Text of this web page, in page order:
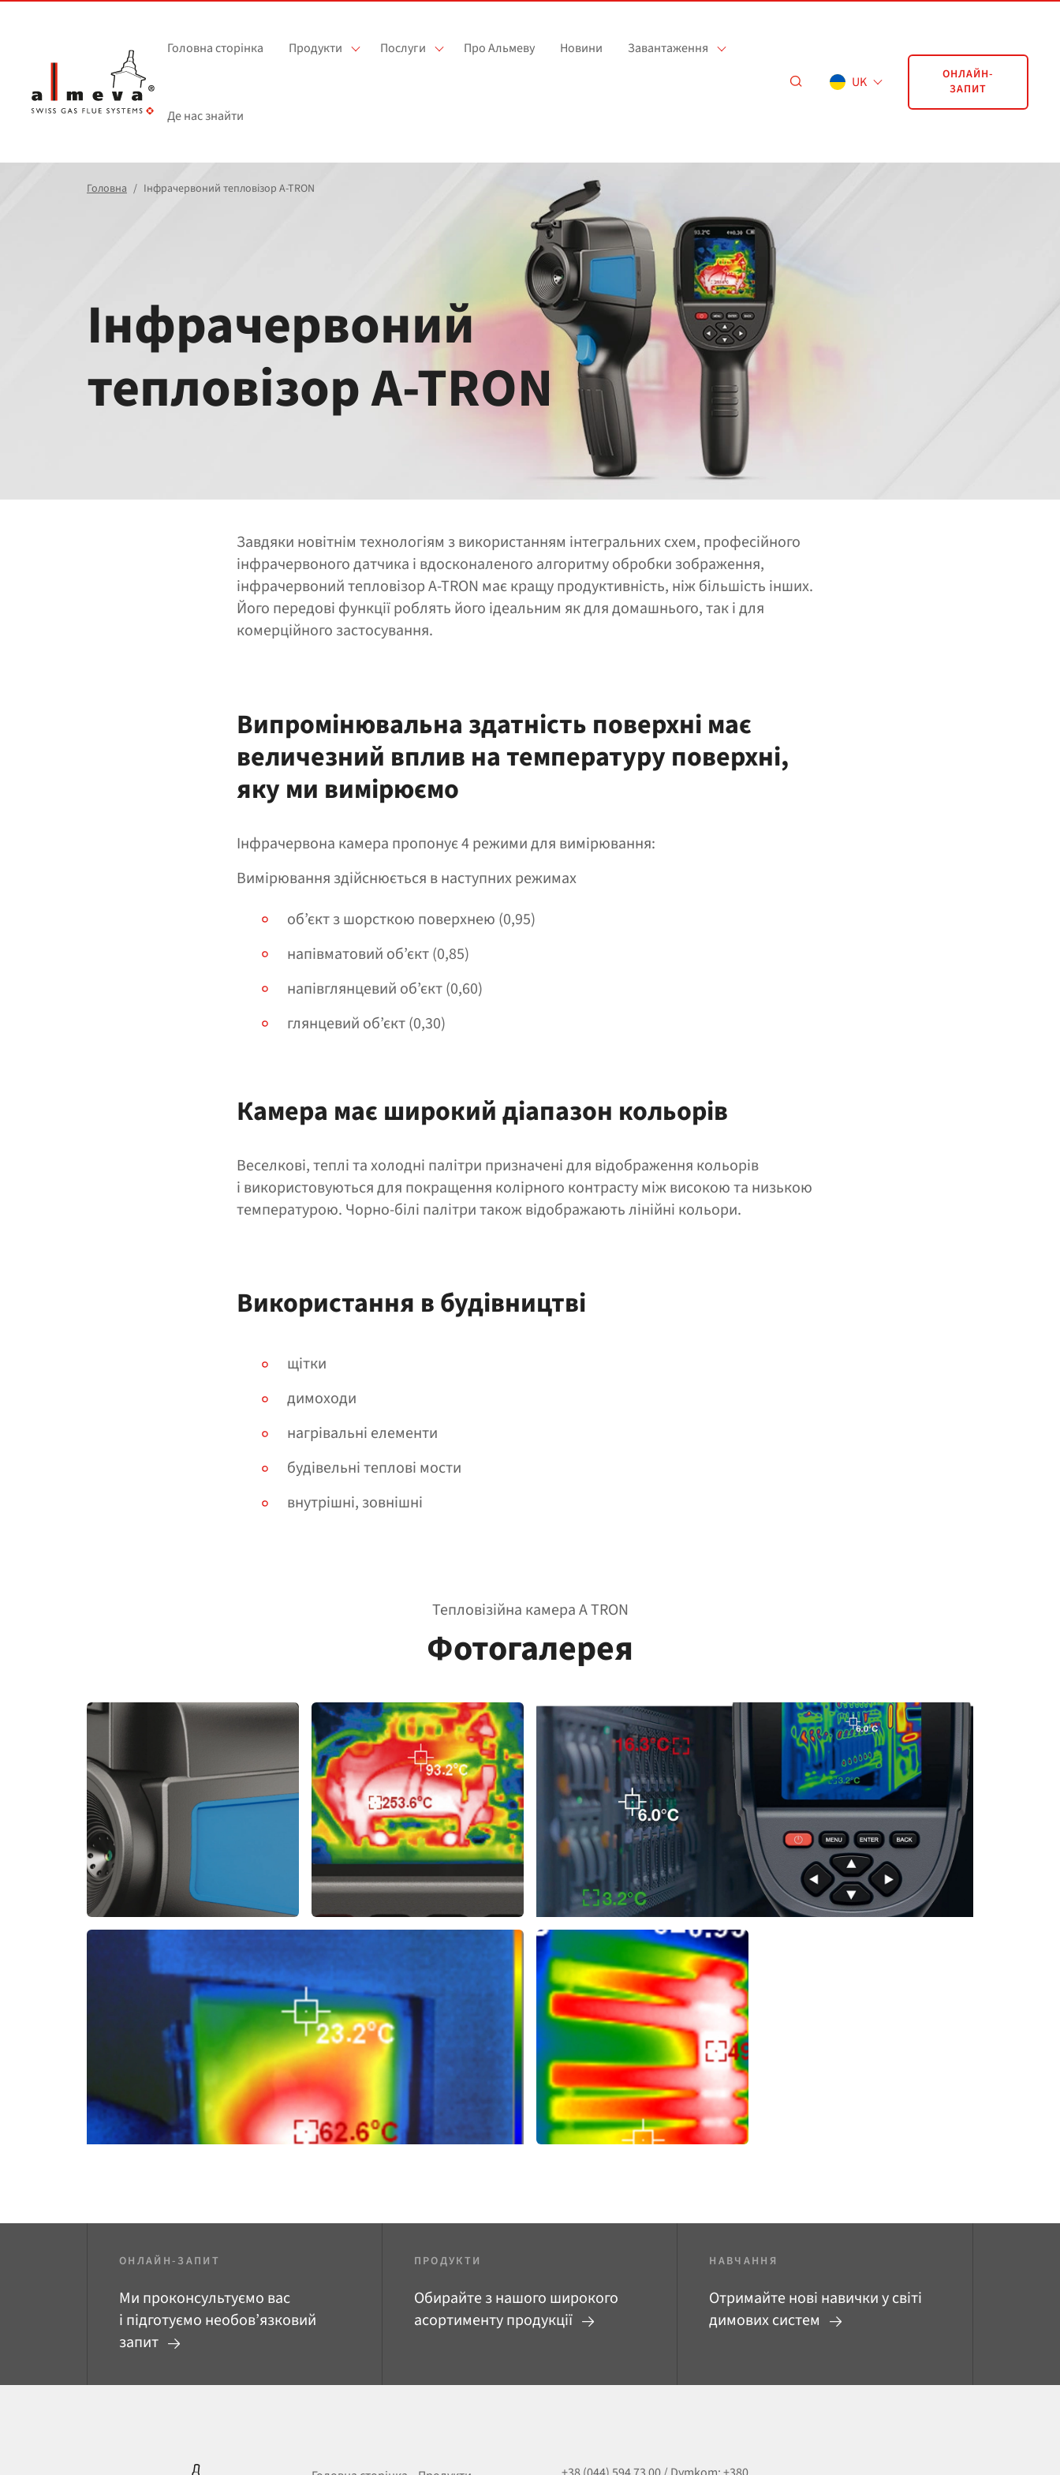
Головна сторінка Продукти Послуги Про Альмеву Новини Завантаження
Де нас знайти
UK
ОНЛАЙН-
ЗАПИТ
Головна Інфрачервоний тепловізор A‑TRON
Інфрачервоний
тепловізор A‑TRON
Завдяки новітнім технологіям з використанням інтегральних схем, професійного
інфрачервоного датчика і вдосконаленого алгоритму обробки зображення,
інфрачервоний тепловізор A‑TRON має кращу продуктивність, ніж більшість інших.
Його передові функції роблять його ідеальним як для домашнього, так і для
комерційного застосування.
Випромінювальна здатність поверхні має
величезний вплив на температуру поверхні,
яку ми вимірюємо
Інфрачервона камера пропонує 4 режими для вимірювання:
Вимірювання здійснюється в наступних режимах
об’єкт з шорсткою поверхнею (0,95)
напівматовий об’єкт (0,85)
напівглянцевий об’єкт (0,60)
глянцевий об’єкт (0,30)
Камера має широкий діапазон кольорів
Веселкові, теплі та холодні палітри призначені для відображення кольорів
і використовуються для покращення колірного контрасту між високою та низькою
температурою. Чорно-білі палітри також відображають лінійні кольори.
Використання в будівництві
щітки
димоходи
нагрівальні елементи
будівельні теплові мости
внутрішні, зовнішні
Тепловізійна камера A TRON
Фотогалерея
ОНЛАЙН-ЗАПИТ
Ми проконсультуємо вас
і підготуємо необов’язковий
запит
ПРОДУКТИ
Обирайте з нашого широкого
асортименту продукції
НАВЧАННЯ
Отримайте нові навички у світі
димових систем